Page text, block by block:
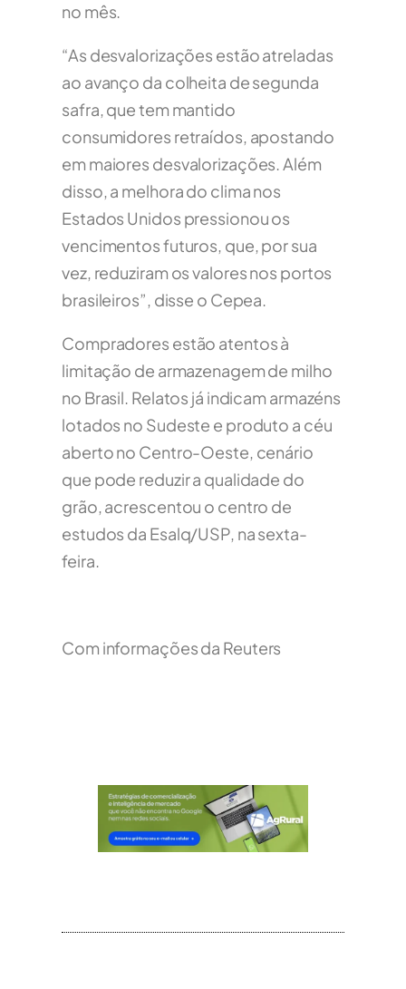
no mês.
“As desvalorizações estão atreladas
ao avanço da colheita de segunda
safra, que tem mantido
consumidores retraídos, apostando
em maiores desvalorizações. Além
disso, a melhora do clima nos
Estados Unidos pressionou os
vencimentos futuros, que, por sua
vez, reduziram os valores nos portos
brasileiros”, disse o Cepea.
Compradores estão atentos à
limitação de armazenagem de milho
no Brasil. Relatos já indicam armazéns
lotados no Sudeste e produto a céu
aberto no Centro-Oeste, cenário
que pode reduzir a qualidade do
grão, acrescentou o centro de
estudos da Esalq/USP, na sexta-
feira.
Com informações da Reuters